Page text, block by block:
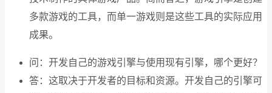
多款游戏的工具，而单一游戏则是这些工具的实际应用
成果。
问：开发自己的游戏引擎与使用现有引擎，哪个更好？
答：这取决于开发者的目标和资源。开发自己的引擎可